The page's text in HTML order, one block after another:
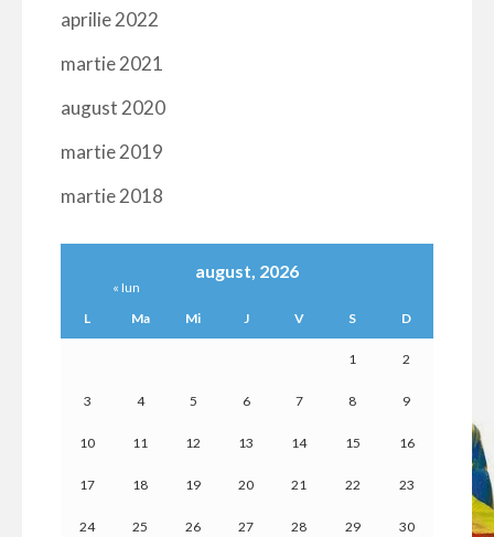
aprilie 2022
martie 2021
august 2020
martie 2019
martie 2018
august, 2026
L Ma Mi J V S D
« Iun
1 2
3 4 5 6 7 8 9
10 11 12 13 14 15 16
17 18 19 20 21 22 23
24 25 26 27 28 29 30